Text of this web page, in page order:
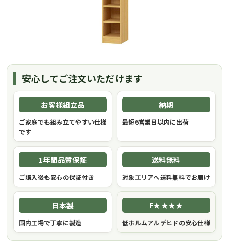
安心してご注文いただけます
お客様組立品
ご家庭でも組み立てやすい仕様
です
納期
最短6営業日以内に出荷
1年間品質保証
ご購入後も安心の保証付き
送料無料
対象エリアへ送料無料でお届け
日本製
国内工場で丁寧に製造
F★★★★
低ホルムアルデヒドの安心仕様